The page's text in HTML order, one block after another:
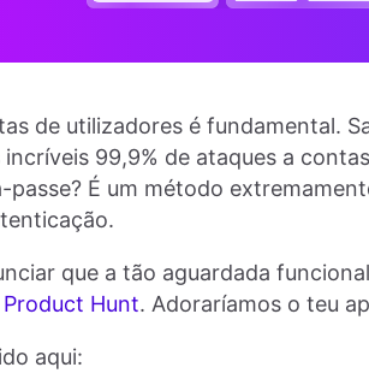
de utilizadores é fundamental.
99,9% de ataques a
É um método
que a tão aguardada
Product Hunt. Adoraríamos o teu
aqui: